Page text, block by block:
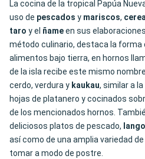
La cocina de la tropical Papúa
uso de pescados y mariscos,
taro y el ñameen sus
método culinario, destaca la forma
alimentos bajo tierra, en hornos
de la isla recibe este mismo
cerdo, verdura y kaukau, similar a
hojas de platanero y cocinados
de los mencionados hornos.
deliciosos platos de pescado,
así como de una amplia variedad de
tomar a modo de postre.